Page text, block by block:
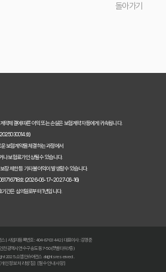
돌아가기
약체결에 따른 이익 또는 손실은 보험계약자 등에게 귀속됩니다.
호)
보험계약을 체결하는 과정에서
보험료가 인상될 수 있습니다.
장 제한 등 기타 불이익이 발생할 수 있습니다.
호 (2026-06-17~2027-06-16)
간은 심의일로부터 1년입니다.
스 | 사업자등록번호 : 404-87-03442 | 대표이사 : 강경준
천광역시 연수구 송도동 7-50 (갯벌타워 7층)
2025. 쇼엠인슈어런스 all rights reserved.
[개인정보처리방침] [필수안내사항]